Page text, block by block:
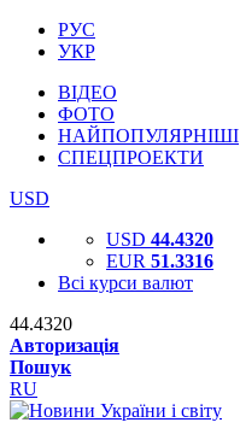
РУС
УКР
ВІДЕО
ФОТО
НАЙПОПУЛЯРНІШІ
СПЕЦПРОЕКТИ
USD
USD 44.4320
EUR 51.3316
Всі курси валют
44.4320
Авторизація
Пошук
RU